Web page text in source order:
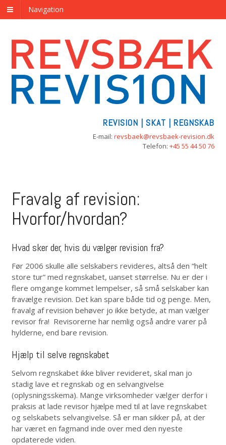
Navigation
REVISION | SKAT | REGNSKAB
E-mail:revsbaek@revsbaek-revision.dk
Telefon:+45 55 44 50 76
Fravalg af revision:
Hvorfor/hvordan?
Hvad sker der, hvis du vælger revision fra?
Før 2006 skulle alle selskabers revideres, altså den “helt
store tur” med regnskabet, uanset størrelse. Nu er der i
flere omgange kommet lempelser, så små selskaber kan
fravælge revision. Det kan spare både tid og penge. Men,
fravalg af revision behøver jo ikke betyde, at man vælger
revisor fra! Revisorerne har nemlig også andre varer på
hylderne, end bare revision.
Hjælp til selve regnskabet
Selvom regnskabet ikke bliver revideret, skal man jo
stadig lave et regnskab og en selvangivelse
(oplysningsskema). Mange virksomheder vælger derfor i
praksis at lade revisor hjælpe med til at lave regnskabet
og selskabets selvangivelse. Så er man sikker på, at der
har været en fagmand inde over med den nyeste
opdaterede viden.